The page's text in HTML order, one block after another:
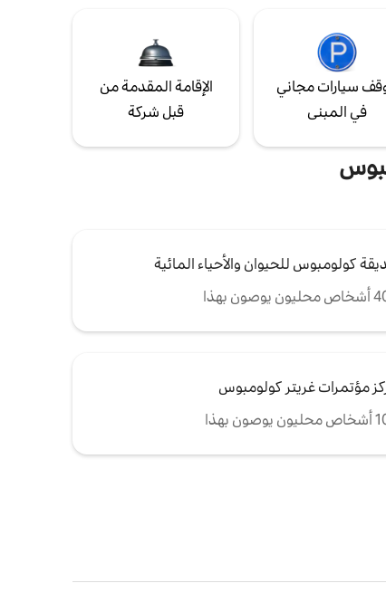
سيارات مجاني
في المبنى
الإقامة المقدمة من
قبل شركة
كولومبوس للحيوان والأحياء المائية
بهذا
مؤتمرات غريتر كولومبوس
بهذا